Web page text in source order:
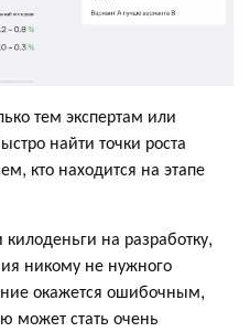
тем экспертам или
найти точки роста
кто находится на этапе
на разработку,
никому не нужного
окажется ошибочным,
может стать очень